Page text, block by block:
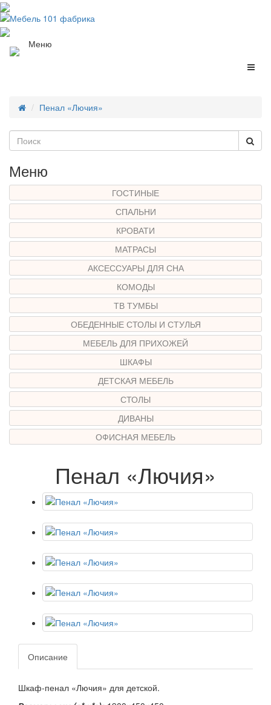
Меню
Пенал «Лючия»
Меню
ГОСТИНЫЕ
СПАЛЬНИ
КРОВАТИ
МАТРАСЫ
АКСЕССУАРЫ ДЛЯ СНА
КОМОДЫ
ТВ ТУМБЫ
ОБЕДЕННЫЕ СТОЛЫ И СТУЛЬЯ
МЕБЕЛЬ ДЛЯ ПРИХОЖЕЙ
ШКАФЫ
ДЕТСКАЯ МЕБЕЛЬ
СТОЛЫ
ДИВАНЫ
ОФИСНАЯ МЕБЕЛЬ
Пенал «Лючия»
Описание
Шкаф-пенал «Лючия» для детской.